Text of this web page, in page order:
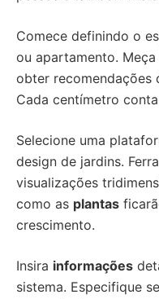
Comece definindo o
ou apartamento.
obter recomendações
Cada centímetro
Selecione uma
design de jardins.
visualizações
como as plantas
crescimento.
Insira informações
sistema. Especifique